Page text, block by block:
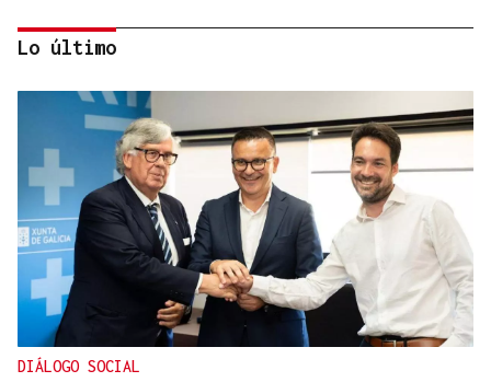
CRIMEN EN GRECIA
Detenido el boxeador Sharif Ahmadzai por el
asesinato de una activista cuyo cuerpo fue hallado
en una maleta en Atenas
Lo último
DIÁLOGO SOCIAL